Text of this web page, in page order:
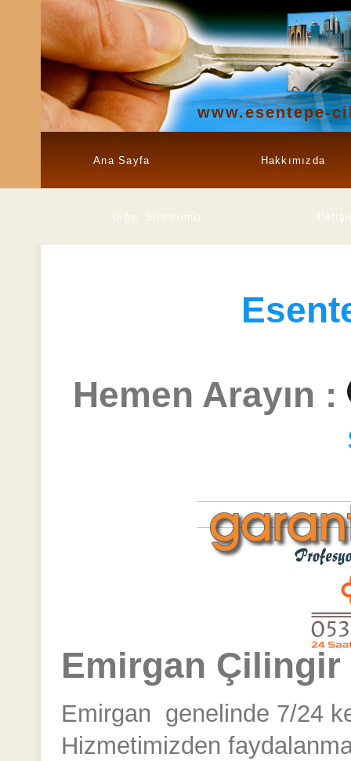
www.esentepe-
Ana Sayfa Hakkımızda
Diğer Sitelerimiz
Hemen Arayın :
Emirgan Çilingir
Emirgan genelinde 7/24
Hizmetimizden